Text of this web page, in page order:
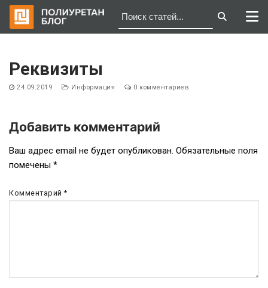
содержимому
Реквизиты
24.09.2019 Информация 0 комментариев
Навигация
по
записям
Добавить комментарий
Ваш адрес email не будет опубликован. Обязательные поля
помечены *
Комментарий*